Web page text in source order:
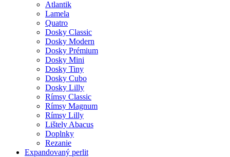
Atlantik
Lamela
Quatro
Dosky Classic
Dosky Modern
Dosky Prémium
Dosky Mini
Dosky Tiny
Dosky Cubo
Dosky Lilly
Rímsy Classic
Rímsy Magnum
Rímsy Lilly
Lištely Abacus
Doplnky
Rezanie
Expandovaný perlit